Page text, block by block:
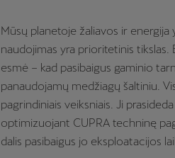
Mūsų planetoje žaliavos ir
naudojimas yra prioritetinis
esmė – kad pasibaigus gaminio
panaudojamų medžiagų šaltiniu.
pagrindiniais veiksniais. Ji
optimizuojant CUPRA techninę
dalis pasibaigus jo eksploatacijos